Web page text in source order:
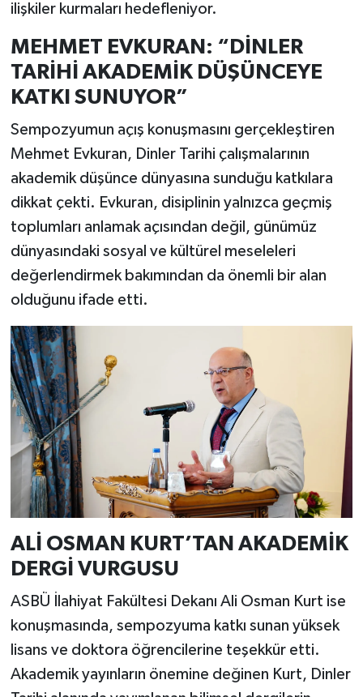
ilişkiler kurmaları hedefleniyor.
MEHMET EVKURAN: “DİNLER
TARİHİ AKADEMİK DÜŞÜNCEYE
KATKI SUNUYOR”
Sempozyumun açış konuşmasını gerçekleştiren
Mehmet Evkuran, Dinler Tarihi çalışmalarının
akademik düşünce dünyasına sunduğu katkılara
dikkat çekti. Evkuran, disiplinin yalnızca geçmiş
toplumları anlamak açısından değil, günümüz
dünyasındaki sosyal ve kültürel meseleleri
değerlendirmek bakımından da önemli bir alan
olduğunu ifade etti.
ALİ OSMAN KURT’TAN AKADEMİK
DERGİ VURGUSU
ASBÜ İlahiyat Fakültesi Dekanı Ali Osman Kurt ise
konuşmasında, sempozyuma katkı sunan yüksek
lisans ve doktora öğrencilerine teşekkür etti.
Akademik yayınların önemine değinen Kurt, Dinler